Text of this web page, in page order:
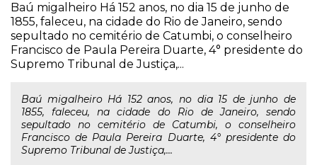
Baú migalheiro Há 152 anos, no dia 15 de junho de
1855, faleceu, na cidade do Rio de Janeiro, sendo
sepultado no cemitério de Catumbi, o conselheiro
Francisco de Paula Pereira Duarte, 4° presidente do
Supremo Tribunal de Justiça,...
Baú migalheiro Há 152 anos, no dia 15 de junho de
1855, faleceu, na cidade do Rio de Janeiro, sendo
sepultado no cemitério de Catumbi, o conselheiro
Francisco de Paula Pereira Duarte, 4° presidente do
Supremo Tribunal de Justiça,...